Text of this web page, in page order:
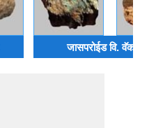
जासपरोईड वि. वॅकस्टोन